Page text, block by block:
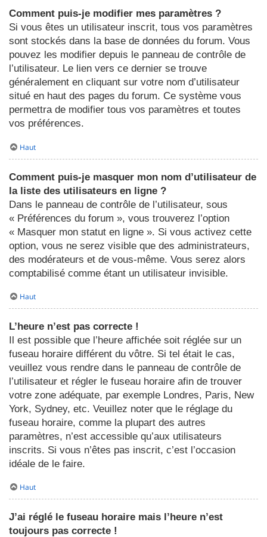
Comment puis-je modifier mes paramètres ?
Si vous êtes un utilisateur inscrit, tous vos paramètres
sont stockés dans la base de données du forum. Vous
pouvez les modifier depuis le panneau de contrôle de
l’utilisateur. Le lien vers ce dernier se trouve
généralement en cliquant sur votre nom d’utilisateur
situé en haut des pages du forum. Ce système vous
permettra de modifier tous vos paramètres et toutes
vos préférences.
Haut
Comment puis-je masquer mon nom d’utilisateur de
la liste des utilisateurs en ligne ?
Dans le panneau de contrôle de l’utilisateur, sous
« Préférences du forum », vous trouverez l’option
« Masquer mon statut en ligne ». Si vous activez cette
option, vous ne serez visible que des administrateurs,
des modérateurs et de vous-même. Vous serez alors
comptabilisé comme étant un utilisateur invisible.
Haut
L’heure n’est pas correcte !
Il est possible que l’heure affichée soit réglée sur un
fuseau horaire différent du vôtre. Si tel était le cas,
veuillez vous rendre dans le panneau de contrôle de
l’utilisateur et régler le fuseau horaire afin de trouver
votre zone adéquate, par exemple Londres, Paris, New
York, Sydney, etc. Veuillez noter que le réglage du
fuseau horaire, comme la plupart des autres
paramètres, n’est accessible qu’aux utilisateurs
inscrits. Si vous n’êtes pas inscrit, c’est l’occasion
idéale de le faire.
Haut
J’ai réglé le fuseau horaire mais l’heure n’est
toujours pas correcte !